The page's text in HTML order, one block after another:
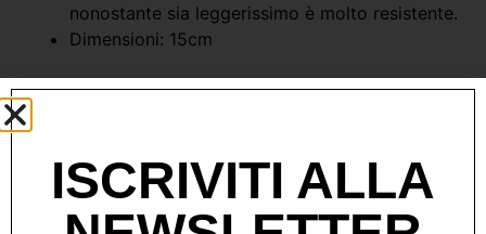
nonostante sia leggerissimo è molto resistente.
Dimensioni: 15cm
Prodotti Correlati
ISCRIVITI ALLA